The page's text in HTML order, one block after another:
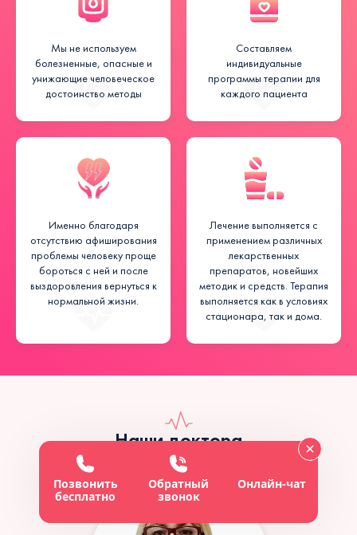
Мы не используем
болезненные, опасные и
унижающие человеческое
достоинство методы
Составляем
индивидуальные
программы терапии для
каждого пациента
Именно благодаря
отсутствию афиширования
проблемы человеку проще
бороться с ней и после
выздоровления вернуться к
нормальной жизни.
Лечение выполняется с
применением различных
лекарственных
препаратов, новейших
методик и средств. Терапия
выполняется как в условиях
стационара, так и дома.
Наши доктора
Позвонить
бесплатно
Обратный
звонок
Онлайн-чат